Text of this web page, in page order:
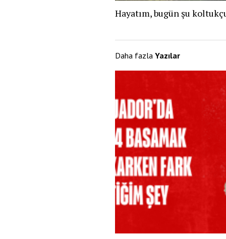
Hayatım, bugün şu
Daha fazlaYazılar